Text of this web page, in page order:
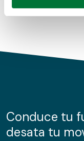
Obtenga más
de cookies.
información sobre
nuestros partners
Conduce tu
desata tu